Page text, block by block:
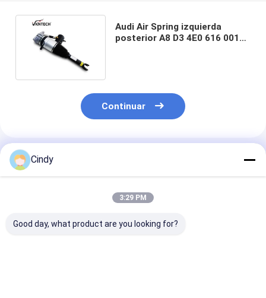
Audi Air Spring izquierda
posterior A8 D3 4E0 616 001G
Continuar
Productos Recomendados
Cindy
3:29 PM
Good day, what product are you looking for?